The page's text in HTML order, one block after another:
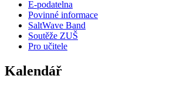
E-podatelna
Povinné informace
SaltWave Band
Soutěže ZUŠ
Pro učitele
Kalendář